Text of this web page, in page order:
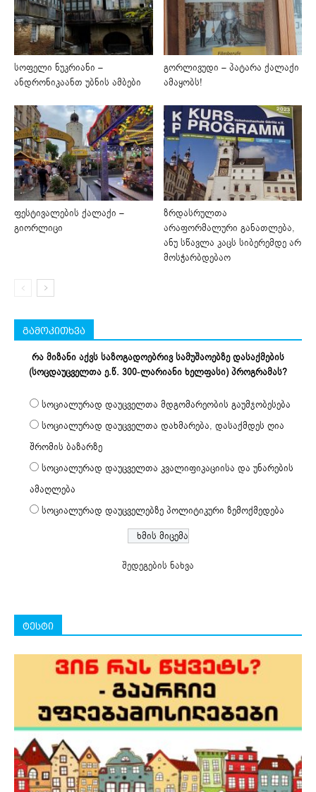
სოფელი ნუკრიანი –
ანდრონიკაანთ უბნის ამბები
გორლივუდი – პატარა ქალაქი
ამაყობს!
ფესტივალების ქალაქი –
გიორლიცი
ზრდასრულთა
არაფორმალური განათლება,
ანუ სწავლა კაცს სიბერემდე არ
მოსჭარბდებაო
გამოკითხვა
რა მიზანი აქვს საზოგადოებრივ სამუშაოებზე დასაქმების
(სოცდაუცველთა ე.წ. 300-ლარიანი ხელფასი) პროგრამას?
სოციალურად დაუცველთა მდგომარეობის გაუმჯობესება
სოციალურად დაუცველთა დახმარება, დასაქმდეს ღია
შრომის ბაზარზე
სოციალურად დაუცველთა კვალიფიკაციისა და უნარების
ამაღლება
სოციალურად დაუცველებზე პოლიტიკური ზემოქმედება
შედეგების ნახვა
ტესტი